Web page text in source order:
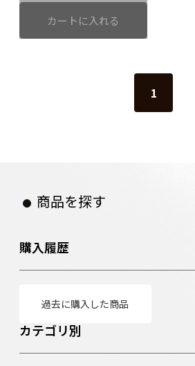
1
商品を探す
購入履歴
過去に購入した商品
カテゴリ別